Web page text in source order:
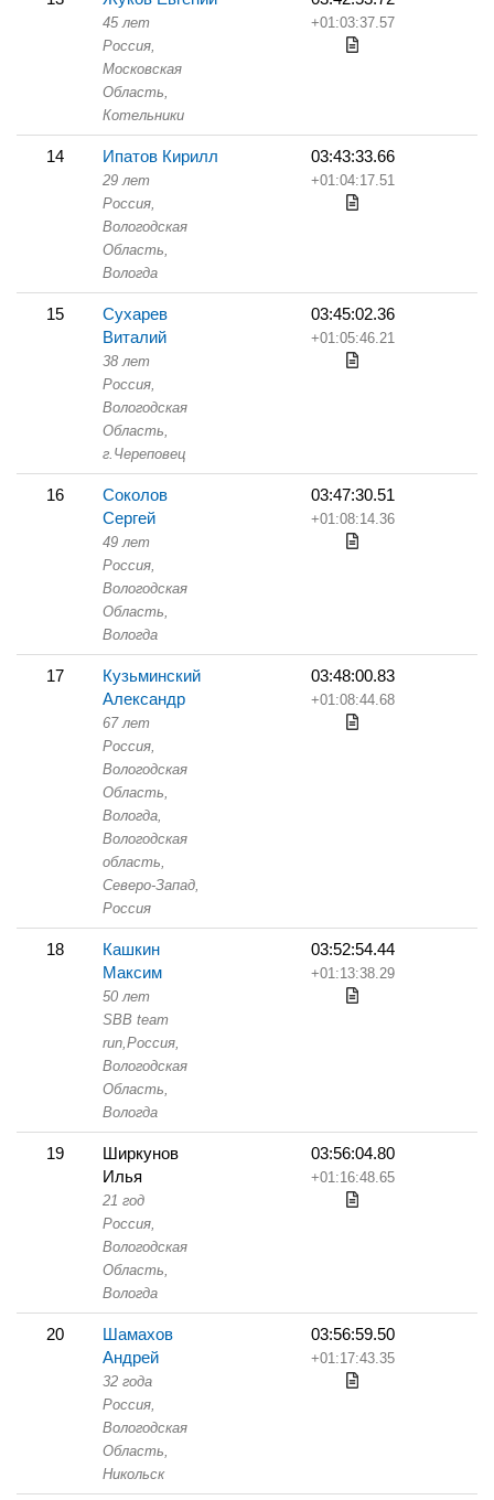
45 лет
Россия,
Московская
Область,
Котельники
+01:03:37.57
14 Ипатов Кирилл
29 лет
Россия,
Вологодская
Область,
Вологда
03:43:33.66
+01:04:17.51
15
Сухарев
Виталий
38 лет
Россия,
Вологодская
Область,
г.Череповец
03:45:02.36
+01:05:46.21
16
Соколов
Сергей
49 лет
Россия,
Вологодская
Область,
Вологда
03:47:30.51
+01:08:14.36
17
Кузьминский
Александр
67 лет
Россия,
Вологодская
Область,
Вологда,
Вологодская
область,
Северо-Запад,
Россия
03:48:00.83
+01:08:44.68
18
Кашкин
Максим
50 лет
SBB team
run,Россия,
Вологодская
Область,
Вологда
03:52:54.44
+01:13:38.29
19
Ширкунов
Илья
21 год
Россия,
Вологодская
Область,
Вологда
03:56:04.80
+01:16:48.65
20
Шамахов
Андрей
32 года
Россия,
Вологодская
Область,
Никольск
03:56:59.50
+01:17:43.35